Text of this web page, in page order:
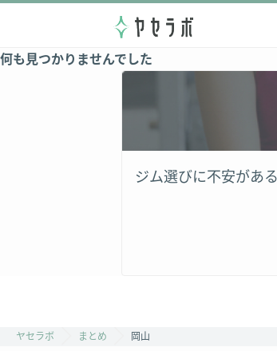
何も見つかりませんでした
ジム選びに不安があ
ヤセラボ まとめ 岡山